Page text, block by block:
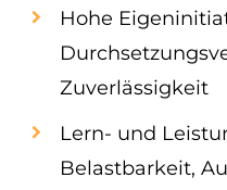
Hohe
Zuverlässigkeit
Lern- und
Belastbarkeit,